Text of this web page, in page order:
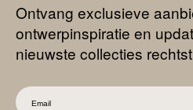
Ontvang exclusieve
ontwerpinspiratie en
nieuwste collecties